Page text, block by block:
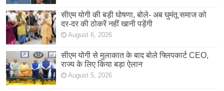
सीएम योगी की बड़ी घोषणा, बोले- अब घुमंतू समाज को
दर-दर की ठोकरें नहीं खानी पड़ेंगी
August 6, 2026
सीएम योगी से मुलाकात के बाद बोले फ्लिपकार्ट CEO,
राज्य के लिए किया बड़ा ऐलान
August 5, 2026